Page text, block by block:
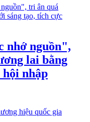
nhớ nguồn",
lai bằng
hội nhập